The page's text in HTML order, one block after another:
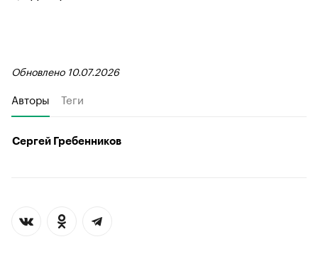
Обновлено 10.07.2026
Авторы Теги
Сергей Гребенников